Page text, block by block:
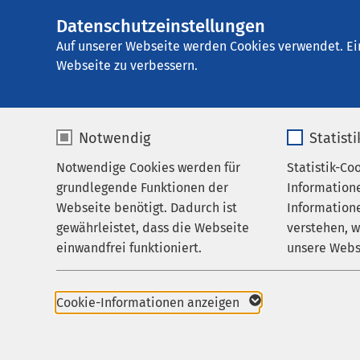
Datenschutzeinstellungen
Auf unserer Webseite werden Cookies verwendet.
Webseite zu verbessern.
Notwendig
Notwendige Cookies werden für
grundlegende Funktionen der
Webseite benötigt. Dadurch ist
gewährleistet, dass die Webseite
einwandfrei funktioniert.
Name cookieconsent_status
Statistik-
verstehen,
unsere
Cookie-Informationen anzeigen
AMEOS
Gruppe
AMEOS Reha
Aktuelles
Behandlungsfelder
Ihr Aufenthalt
Zuweisende
Karriere
01.11.2018
Ich